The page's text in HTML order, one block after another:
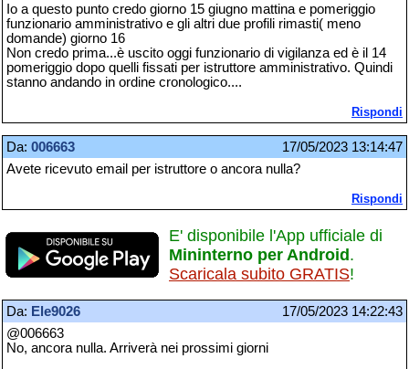
Io a questo punto credo giorno 15 giugno mattina e pomeriggio
funzionario amministrativo e gli altri due profili rimasti( meno
domande) giorno 16
Non credo prima...è uscito oggi funzionario di vigilanza ed è il 14
pomeriggio dopo quelli fissati per istruttore amministrativo. Quindi
stanno andando in ordine cronologico....
Rispondi
Da: 006663
17/05/2023 13:14:47
Avete ricevuto email per istruttore o ancora nulla?
Rispondi
E' disponibile l'App ufficiale di
Mininterno per Android.
Scaricala subito GRATIS!
Da: Ele9026
17/05/2023 14:22:43
@006663
No, ancora nulla. Arriverà nei prossimi giorni